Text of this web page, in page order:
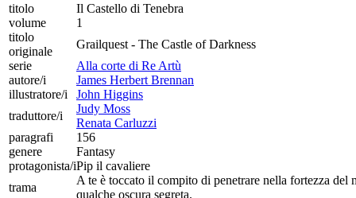
titolo
Il Castello di Tenebra
volume
1
titolo
originale
Grailquest - The Castle of Darkness
serie
Alla corte di Re Artù
autore/i
James Herbert Brennan
illustratore/i
John Higgins
traduttore/i
Judy Moss
Renata Carluzzi
paragrafi
156
genere
Fantasy
protagonista/iPip il cavaliere
trama
A te è toccato il compito di penetrare nella fortezza
qualche oscura segreta.